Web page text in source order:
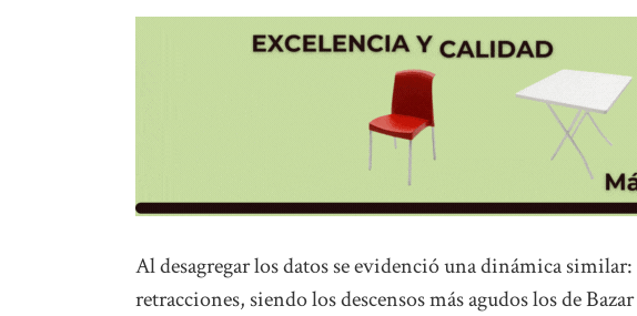
Al desagregar los datos se evidenció una dinámica
retracciones, siendo los descensos más agudos los de